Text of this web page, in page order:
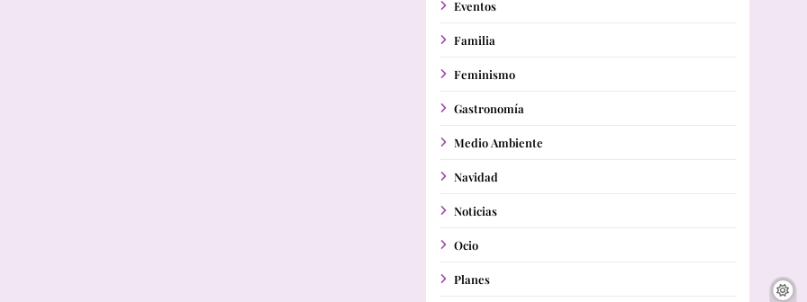
Eventos
Familia
Feminismo
Gastronomía
Medio Ambiente
Navidad
Noticias
Ocio
Planes